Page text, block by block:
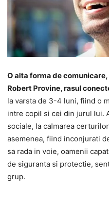
O alta forma de
Robert Provine, rasul
la varsta de 3-4 luni, fiind o
intre copil si cei din jurul lui.
sociale, la calmarea
asemenea, fiind inconjurati
sa rada in voie, oamenii
de siguranta si protectie,
grup.